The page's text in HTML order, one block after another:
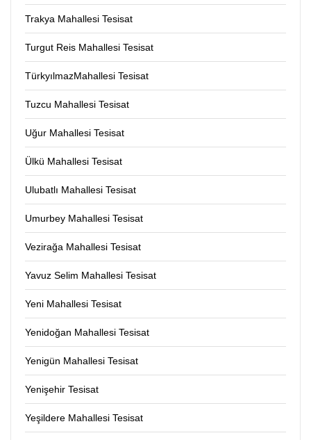
Trakya Mahallesi Tesisat
Turgut Reis Mahallesi Tesisat
TürkyılmazMahallesi Tesisat
Tuzcu Mahallesi Tesisat
Uğur Mahallesi Tesisat
Ülkü Mahallesi Tesisat
Ulubatlı Mahallesi Tesisat
Umurbey Mahallesi Tesisat
Vezirağa Mahallesi Tesisat
Yavuz Selim Mahallesi Tesisat
Yeni Mahallesi Tesisat
Yenidoğan Mahallesi Tesisat
Yenigün Mahallesi Tesisat
Yenişehir Tesisat
Yeşildere Mahallesi Tesisat